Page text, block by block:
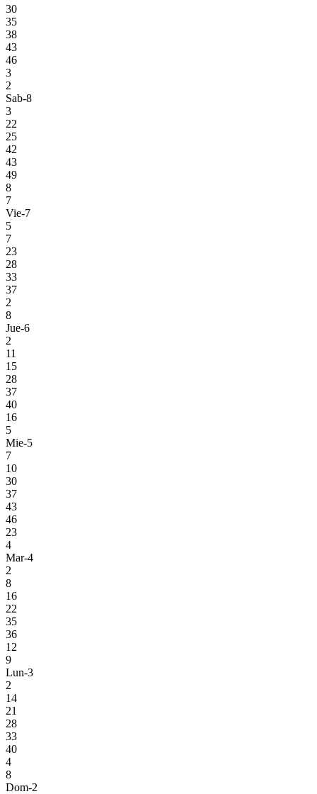
30
35
38
43
46
3
2
Sab-8
3
22
25
42
43
49
8
7
Vie-7
5
7
23
28
33
37
2
8
Jue-6
2
11
15
28
37
40
16
5
Mie-5
7
10
30
37
43
46
23
4
Mar-4
2
8
16
22
35
36
12
9
Lun-3
2
14
21
28
33
40
4
8
Dom-2